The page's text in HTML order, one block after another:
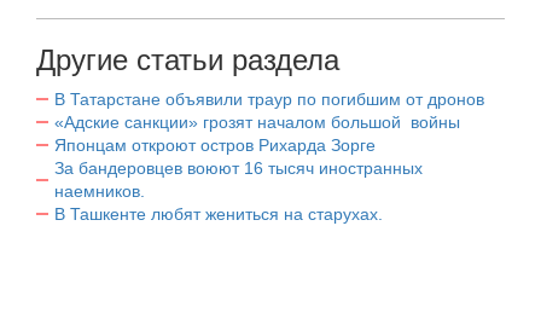
Другие статьи раздела
В Татарстане объявили траур по погибшим от дронов
«Адские санкции» грозят началом большой войны
Японцам откроют остров Рихарда Зорге
За бандеровцев воюют 16 тысяч иностранных
наемников.
В Ташкенте любят жениться на старухах.